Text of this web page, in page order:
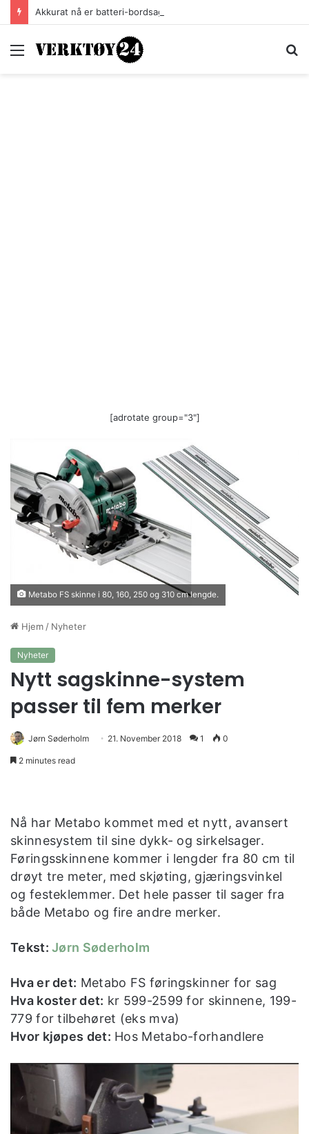
Akkurat nå er batteri-bordsaga til Festool billigere
Meny
[adrotate group="3"]
Metabo FS skinne i 80, 160, 250 og 310 cm lengde.
Hjem/ Nyheter
Nyheter
Nytt sagskinne-system
passer til fem merker
Jørn Søderholm 21. November 2018 1 0
2 minutes read
Nå har Metabo kommet med et nytt, avansert
skinnesystem til sine dykk- og sirkelsager.
Føringsskinnene kommer i lengder fra 80 cm til
drøyt tre meter, med skjøting, gjæringsvinkel
og festeklemmer. Det hele passer til sager fra
både Metabo og fire andre merker.
Tekst:Jørn Søderholm
Hva er det: Metabo FS føringskinner for sag
Hva koster det: kr 599-2599 for skinnene, 199-
779 for tilbehøret (eks mva)
Hvor kjøpes det: Hos Metabo-forhandlere